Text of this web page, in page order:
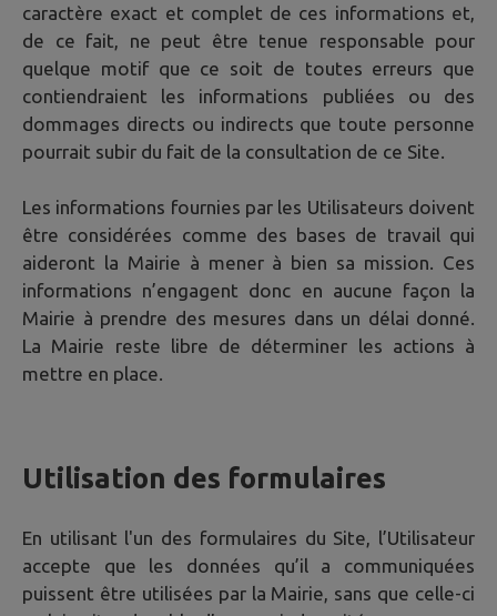
caractère exact et complet de ces informations et,
de ce fait, ne peut être tenue responsable pour
quelque motif que ce soit de toutes erreurs que
contiendraient les informations publiées ou des
dommages directs ou indirects que toute personne
pourrait subir du fait de la consultation de ce Site.
Les informations fournies par les Utilisateurs doivent
être considérées comme des bases de travail qui
aideront la Mairie à mener à bien sa mission. Ces
informations n’engagent donc en aucune façon la
Mairie à prendre des mesures dans un délai donné.
La Mairie reste libre de déterminer les actions à
mettre en place.
Utilisation des formulaires
En utilisant l'un des formulaires du Site, l’Utilisateur
accepte que les données qu’il a communiquées
puissent être utilisées par la Mairie, sans que celle-ci